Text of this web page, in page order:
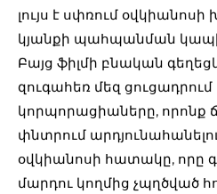
լույս է սփռում
կյանքի պահպանման
Բայց ֆիլմի բնական
զուգահեռ մեզ
կորպորացիաները, որոնք
փնտրում
օվկիանոսի հատակը, որը
մարդու կողմից չպղծված